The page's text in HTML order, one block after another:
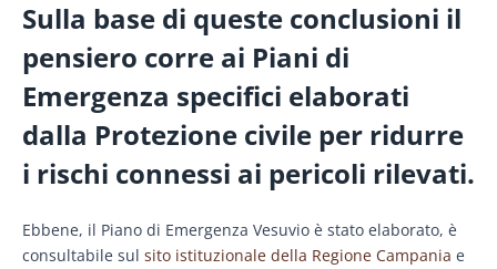
Sulla base di queste conclusioni il
pensiero corre ai Piani di
Emergenza specifici elaborati
dalla Protezione civile per ridurre
i rischi connessi ai pericoli rilevati.
Ebbene, il Piano di Emergenza Vesuvio è stato elaborato, è
consultabile sul sito istituzionale della Regione Campania e